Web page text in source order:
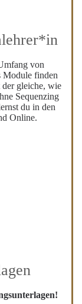
von
Module finden
gleiche, wie
Sequenzing
du in den
Online.